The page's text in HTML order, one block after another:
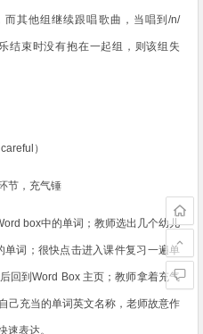
而其他组继续跟唱歌曲，当唱到/n/
结束时没有抱在一起组，则该组失
）
节，充气锤
box中的单词；教师选出几个幼儿
单词；很快点击进入课件复习一遍单
回到Word Box 主页；教师拿着充气
己充当的单词英文名称，老师故意作
速表达。